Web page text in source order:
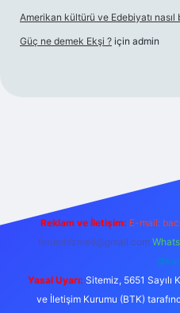
Amerikan kültürü ve Edebiyatı nasıl
Güç ne demek Ekşi ? için admin
Reklam ve İletişim: E-mail:
forumhizmeti@gmail.com
Yasal Uyarı: Sitemiz, 5651
ve İletişim Kurumu (BTK)